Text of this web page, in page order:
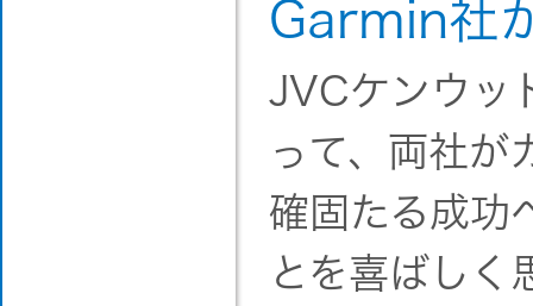
Garmin社
JVCケンウッ
って、両社が
確固たる成功
とを喜ばしく